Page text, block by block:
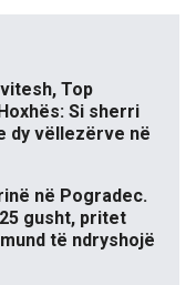
Top
Si sherri
dy vëllezërve në
në Pogradec.
gusht, pritet
të ndryshojë